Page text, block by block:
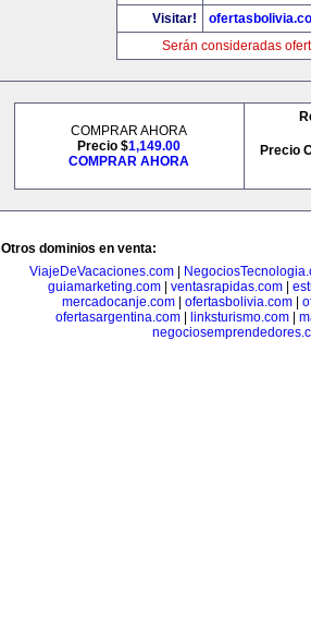
Visitar!
Serán consideradas
COMPRAR AHORA
Precio $1,149.00
COMPRAR AHORA
Precio
Otros dominios en venta:
ViajeDeVacaciones.com
guiamarketing.com| ventasrapidas.com|
mercadocanje.com
ofertasbolivia.com
ofertasargentina.com| linksturismo.com|